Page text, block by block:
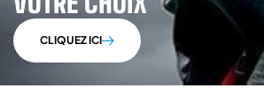
CLIQUEZ ICI